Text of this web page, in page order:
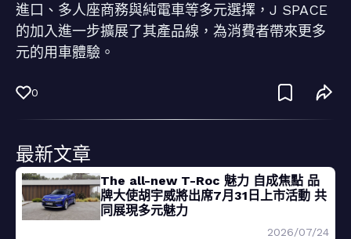
進口、多人座商務與純電車等多元選擇，J SPACE
的加入進一步擴展了其產品線，為消費者帶來更多
元的用車體驗。
0
最新文章
The all-new T-Roc 魅力 自成焦點 品
牌大使胡宇威將出席7月31日上市活動 共
同展現多元魅力
2026/07/24